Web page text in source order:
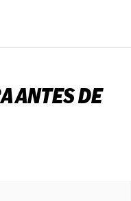
ANTES DE